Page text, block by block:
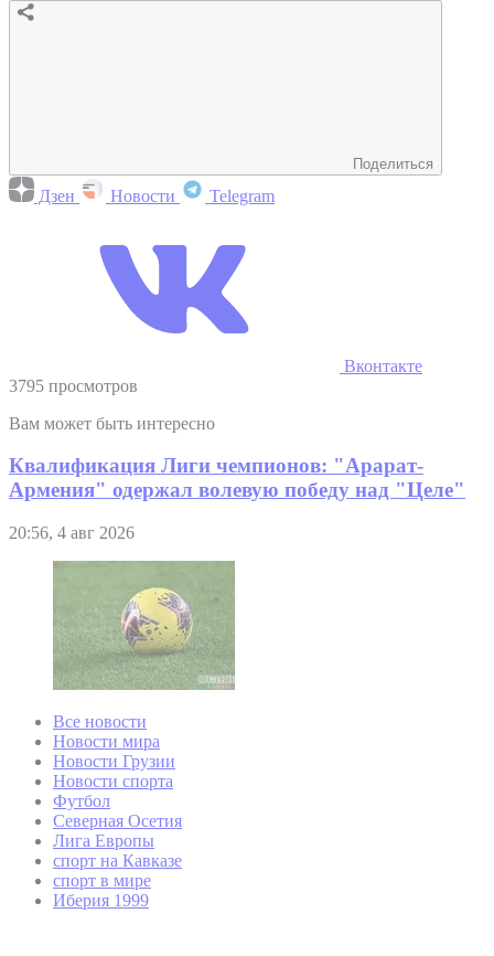
Поделиться
Дзен Новости Telegram
Вконтакте
3795 просмотров
Вам может быть интересно
Квалификация Лиги чемпионов: "Арарат-
Армения" одержал волевую победу над "Целе"
20:56, 4 авг 2026
Все новости
Новости мира
Новости Грузии
Новости спорта
Футбол
Северная Осетия
Лига Европы
спорт на Кавказе
спорт в мире
Иберия 1999